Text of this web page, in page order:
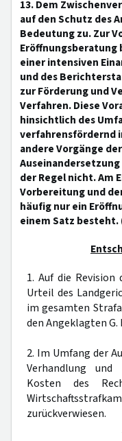
13. Dem
auf den Schutz des
Bedeutung zu. Zur
Eröffnungsberatung
einer intensiven
und des
zur Förderung und
Verfahren. Diese
hinsichtlich des
verfahrensfördernd
andere Vorgänge
der Regel nicht. Am
Vorbereitung und
häufig nur ein
einem Satz
1. Auf die Revision
Urteil des
im gesamten
den Angeklagten
2. Im Umfang der
Verhandlung
Kosten des
zurückverwiesen.